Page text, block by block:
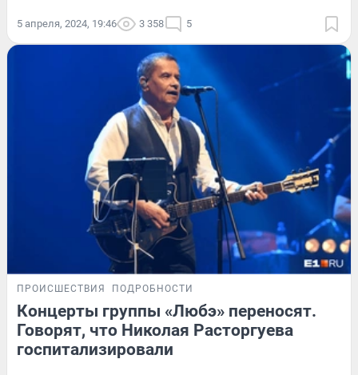
5 апреля, 2024, 19:46 3 358 5
ПРОИСШЕСТВИЯ ПОДРОБНОСТИ
Концерты группы «Любэ» переносят.
Говорят, что Николая Расторгуева
госпитализировали